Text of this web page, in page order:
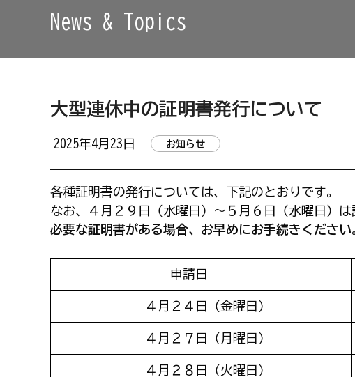
News & Topics
大型連休中の証明書発行について
2025年4月23日 お知らせ
各種証明書の発行については、下記のとおりです。
なお、４月２９日（水曜日）～５月６日（水曜日）
必要な証明書がある場合、お早めにお手続きください
申請日
４月２４日（金曜日）
４月２７日（月曜日）
４月２８日（火曜日）